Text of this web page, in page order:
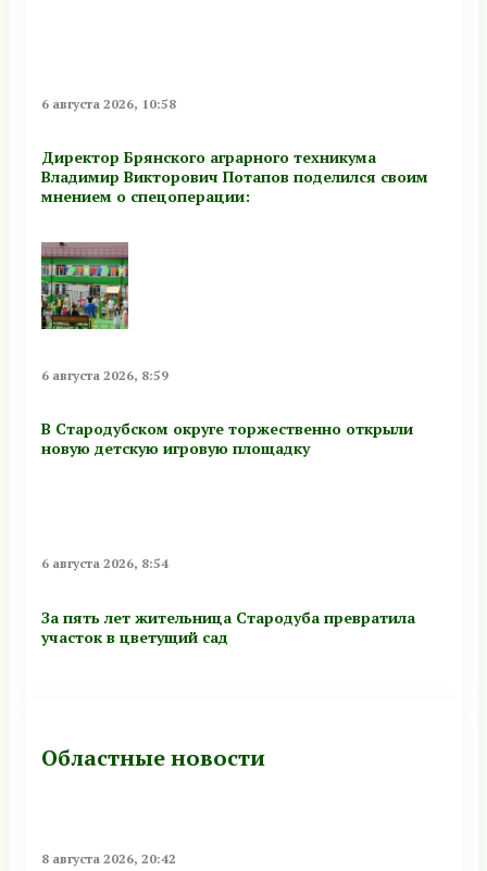
6 августа 2026, 10:58
Директор Брянского аграрного техникума
Владимир Викторович Потапов поделился своим
мнением о спецоперации:
6 августа 2026, 8:59
В Стародубском округе торжественно открыли
новую детскую игровую площадку
6 августа 2026, 8:54
За пять лет жительница Стародуба превратила
участок в цветущий сад
Областные новости
8 августа 2026, 20:42